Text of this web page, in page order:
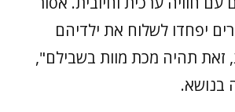
יפחדו לשלוח את ילדיהם
זאת תהיה מכת מוות בשבילם",
בנושא.